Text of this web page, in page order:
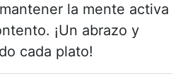
la mente activa
¡Un abrazo y
cada plato!